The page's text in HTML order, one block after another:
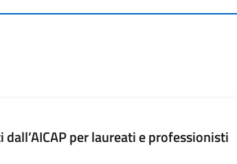
per laureati e professionisti